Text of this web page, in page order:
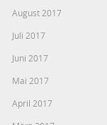
August 2017
Juli 2017
Juni 2017
Mai 2017
April 2017